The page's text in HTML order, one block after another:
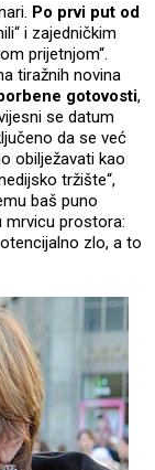
Po prvi put od
i zajedničkim
prijetnjom“.
tiražnih novina
gotovosti,
se datum
da se već
obilježavati kao
tržište“,
baš puno
mrvicu prostora:
zlo, a to